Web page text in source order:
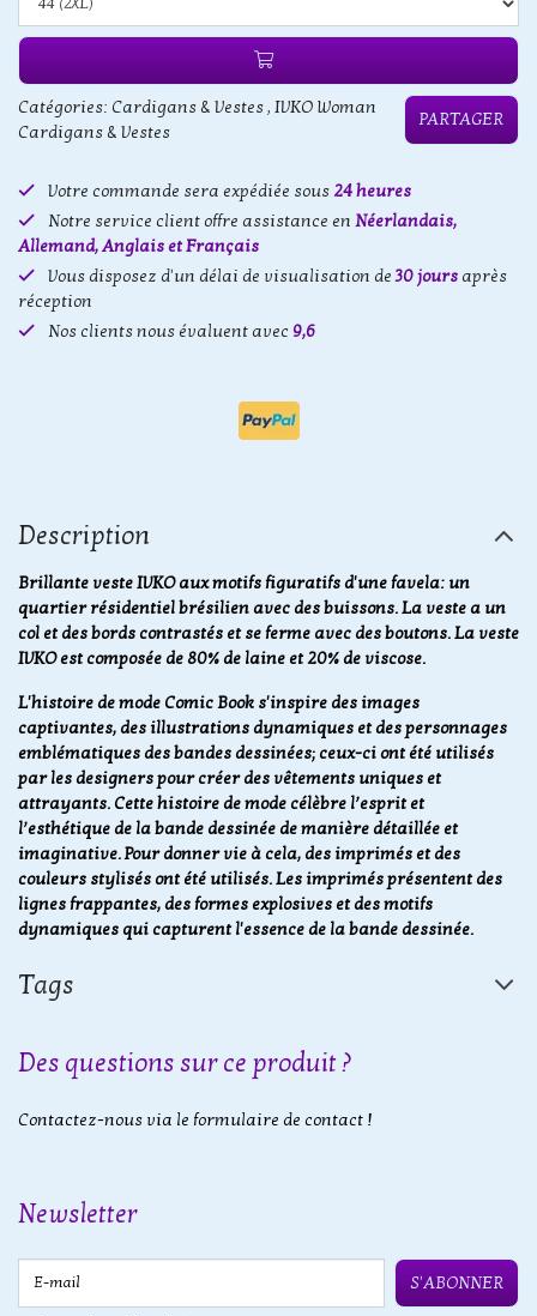
Catégories: Cardigans & Vestes, IVKO Woman
Cardigans & Vestes
PARTAGER
Votre commande sera expédiée sous24 heures
Notre service client offre assistance en Néerlandais,
Allemand, Anglais et Français
Vous disposez d'un délai de visualisation de30 jours après
réception
Nos clients nous évaluent avec 9,6
Description
Brillante veste IVKO aux motifs figuratifs d'une favela: un
quartier résidentiel brésilien avec des buissons. La veste a un
col et des bords contrastés et se ferme avec des boutons. La veste
IVKO est composée de 80% de laine et 20% de viscose.
L'histoire de mode Comic Book s'inspire des images
captivantes, des illustrations dynamiques et des personnages
emblématiques des bandes dessinées; ceux-ci ont été utilisés
par les designers pour créer des vêtements uniques et
attrayants. Cette histoire de mode célèbre l’esprit et
l’esthétique de la bande dessinée de manière détaillée et
imaginative. Pour donner vie à cela, des imprimés et des
couleurs stylisés ont été utilisés. Les imprimés présentent des
lignes frappantes, des formes explosives et des motifs
dynamiques qui capturent l'essence de la bande dessinée.
Tags
Des questions sur ce produit ?
Contactez-nous via le formulaire de contact !
Newsletter
S'ABONNER